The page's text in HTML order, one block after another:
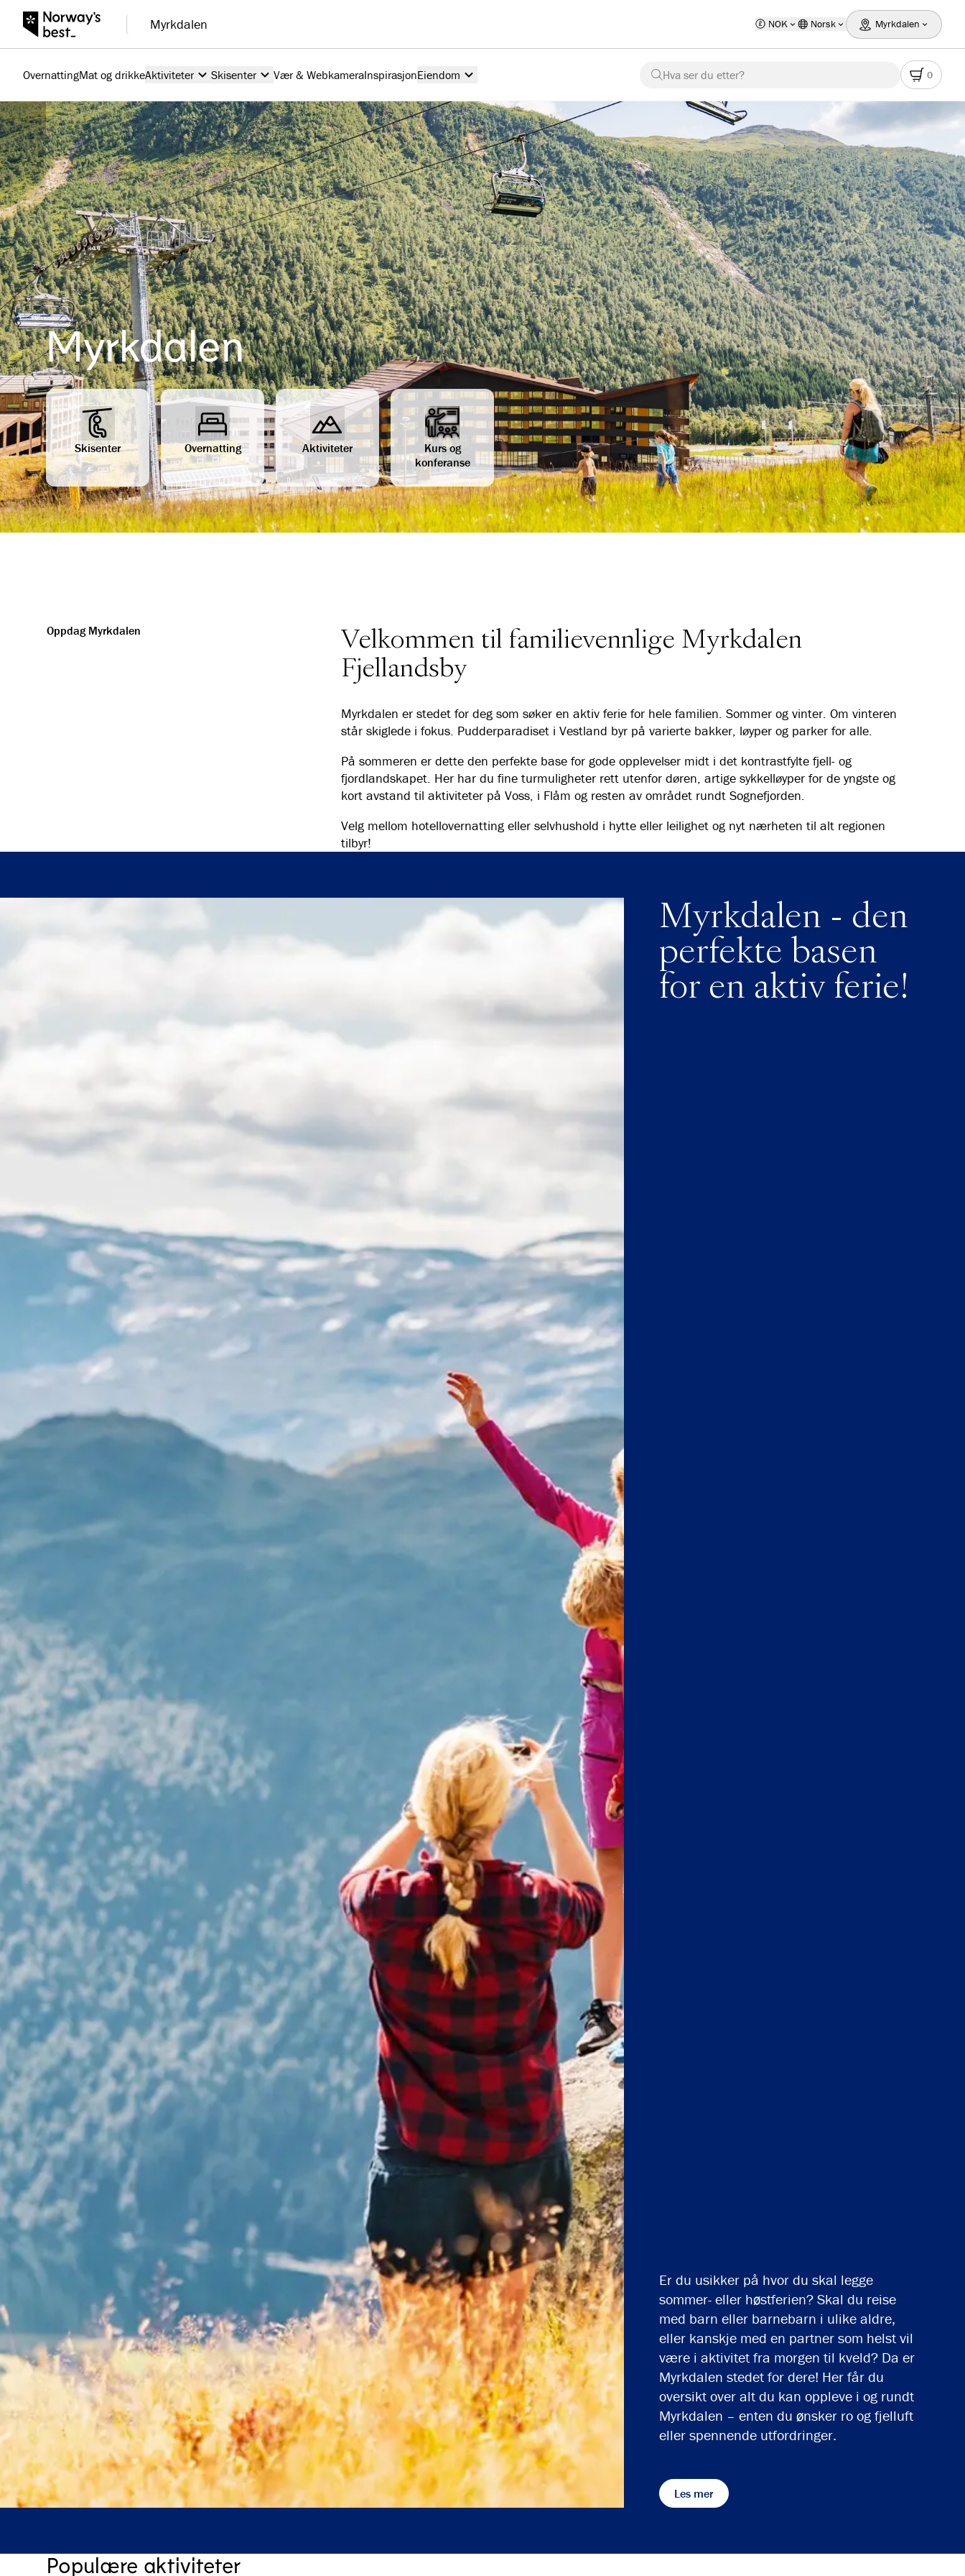
Myrkdalen NOK Norsk Myrkdalen
OvernattingMat og drikkeAktiviteter Skisenter Vær & WebkameraInspirasjonEiendom Hva ser du etter? 0
Myrkdalen
Skisenter Overnatting Aktiviteter
Kurs og
konferanse
Oppdag Myrkdalen
Velkommen til familievennlige Myrkdalen
Fjellandsby
Myrkdalen er stedet for deg som søker en aktiv ferie for hele familien. Sommer og vinter. Om vinteren
står skiglede i fokus. Pudderparadiset i Vestland byr på varierte bakker, løyper og parker for alle.
På sommeren er dette den perfekte base for gode opplevelser midt i det kontrastfylte fjell- og
fjordlandskapet. Her har du fine turmuligheter rett utenfor døren, artige sykkelløyper for de yngste og
kort avstand til aktiviteter på Voss, i Flåm og resten av området rundt Sognefjorden.
Velg mellom hotellovernatting eller selvhushold i hytte eller leilighet og nyt nærheten til alt regionen
tilbyr!
Myrkdalen - den
perfekte basen
for en aktiv ferie!
Er du usikker på hvor du skal legge
sommer- eller høstferien? Skal du reise
med barn eller barnebarn i ulike aldre,
eller kanskje med en partner som helst vil
være i aktivitet fra morgen til kveld? Da er
Myrkdalen stedet for dere! Her får du
oversikt over alt du kan oppleve i og rundt
Myrkdalen – enten du ønsker ro og fjelluft
eller spennende utfordringer.
Les mer
Populære aktiviteter